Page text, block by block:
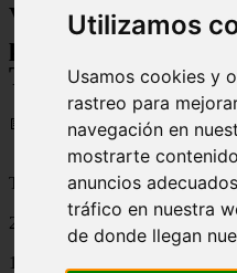
Utilizamos
Usamos cookies y
rastreo para
navegación en
mostrarte
anuncios
tráfico en nuestra
de donde llegan
Volkswagen Passat
presentará
Tokio
📅 17/08/2025
Tutoriales para el Auto
2011-11-30
1492